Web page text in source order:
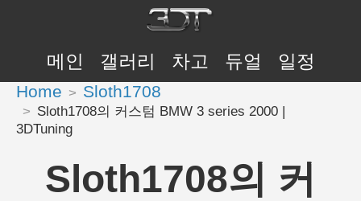
메인 갤러리 차고 듀얼 일정
Home Sloth1708
Sloth1708의 커스텀 BMW 3 series 2000 |
3DTuning
Sloth1708의 커